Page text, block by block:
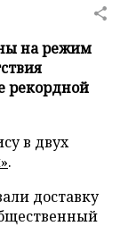
на режим
рекордной
в двух
.
доставку